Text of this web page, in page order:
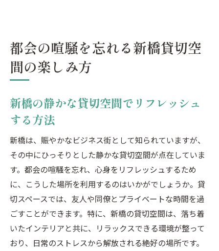
都会の喧騒を忘れる新橋貸切空
間の楽しみ方
新橋の静かな貸切空間でリフレッシュ
する方法
新橋は、賑やかなビジネス街として知られていますが、
その中にひっそりとした静かな貸切空間が点在していま
す。都会の喧騒を忘れ、心身をリフレッシュするため
に、こうした場所を利用するのはいかがでしょうか。貸
切スペースでは、友人や同僚とプライベートな時間を過
ごすことができます。特に、新橋の貸切空間は、落ち着
いたインテリアと共に、リラックスできる環境が整って
おり、日常のストレスから解放される絶好の場所です。